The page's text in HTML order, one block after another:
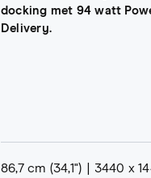
docking met 94 watt
Delivery.
86,7 cm (34,1")
3440 x